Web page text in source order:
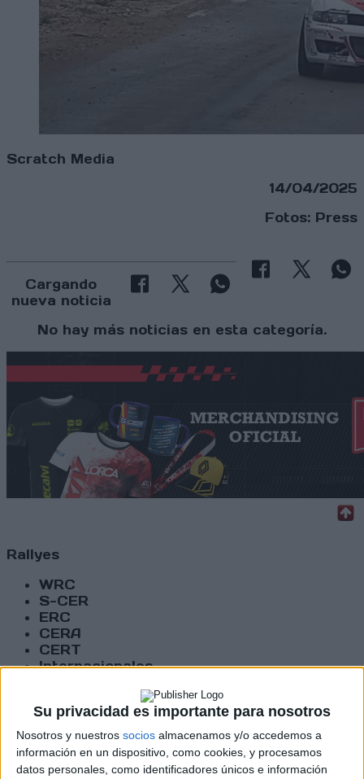
Su privacidad es importante para nosotros
Nosotros y nuestros socios almacenamos y/o accedemos a
información en un dispositivo, como cookies, y procesamos
datos personales, como identificadores únicos e información
Scratch Media
14/04/2025
Fotos: Press
Cargando
nueva noticia
No hay más noticias en esta categoría.
Rallyes
WRC
S-CER
ERC
CERA
CERT
Internacionales
Dakar
RallyCross
Circuitos